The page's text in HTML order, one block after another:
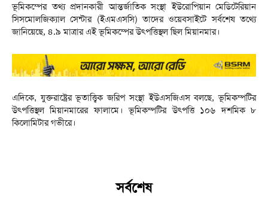
ভূমিকম্পের তথ্য প্রদানকারী আন্তর্জাতিক সংস্থা ইউরোপিয়ান মেডিটেরিয়ান
সিসমোলজিক্যাল সেন্টার (ইএমএসসি) তাদের ওয়েবসাইটে সর্বশেষ তথ্যে
জানিয়েছে, ৪.৯ মাত্রার এই ভূমিকম্পের উৎপত্তিস্থল ছিল মিয়ানমার।
এদিকে, যুক্তরাষ্ট্রের ভূতাত্ত্বিক জরিপ সংস্থা ইউএসজিএস বলছে, ভূমিকম্পটির
উৎপত্তিস্থল মিয়ানমারের ফালামে। ভূমিকম্পটির উৎপত্তি ১০৬ দশমিক ৮
কিলোমিটার গভীরে।
সর্বশেষ